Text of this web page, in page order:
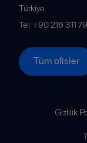
Türkiye
Tel: +90 216 311
Tüm ofisler
Gizlilik